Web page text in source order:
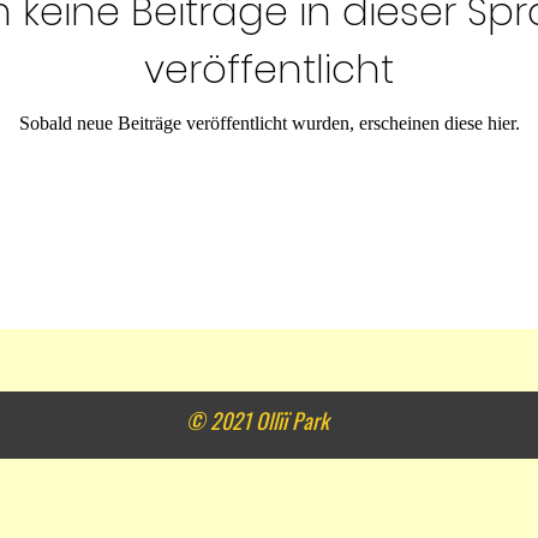
keine Beiträge in dieser
veröffentlicht
Sobald neue Beiträge veröffentlicht wurden, erscheinen diese hier.
© 2021 Ollïï Park